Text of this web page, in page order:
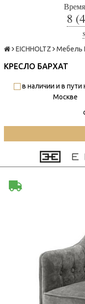
8
EICHHOLTZ Мебель
КРЕСЛО БАРХАТ
в наличии и в пути
Москве